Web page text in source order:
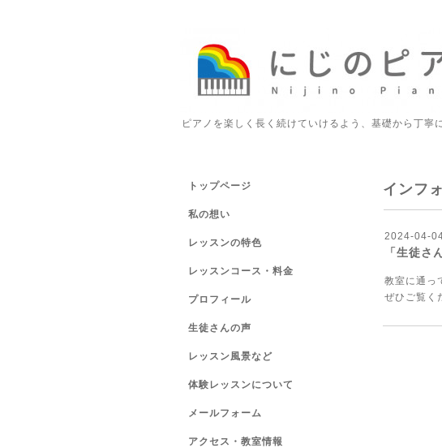
ピアノを楽しく長く続けていけるよう、基礎から丁寧
インフ
2024-04-
「生徒さ
教室に通っ
ぜひご覧く
トップページ
私の想い
レッスンの特色
レッスンコース・料金
プロフィール
生徒さんの声
レッスン風景など
体験レッスンについて
メールフォーム
アクセス・教室情報